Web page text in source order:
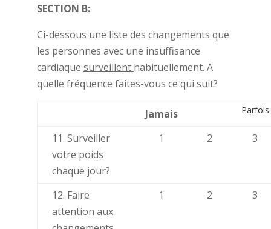
SECTION B:
Ci-dessous une liste des changements que
les personnes avec une insuffisance
cardiaque surveillent habituellement. A
quelle fréquence faites-vous ce qui suit?
Jamais Parfois
11. Surveiller
votre poids
chaque jour?
1 2 3
12. Faire
attention aux
1 2 3